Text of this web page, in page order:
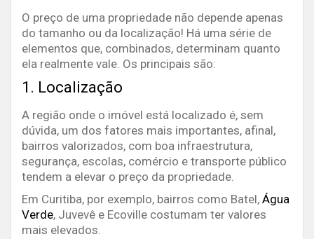
O preço de uma propriedade não depende apenas
do tamanho ou da localização! Há uma série de
elementos que, combinados, determinam quanto
ela realmente vale. Os principais são:
1. Localização
A região onde o imóvel está localizado é, sem
dúvida, um dos fatores mais importantes, afinal,
bairros valorizados, com boa infraestrutura,
segurança, escolas, comércio e transporte público
tendem a elevar o preço da propriedade.
Em Curitiba, por exemplo, bairros como Batel, Água
Verde, Juvevê e Ecoville costumam ter valores
mais elevados.